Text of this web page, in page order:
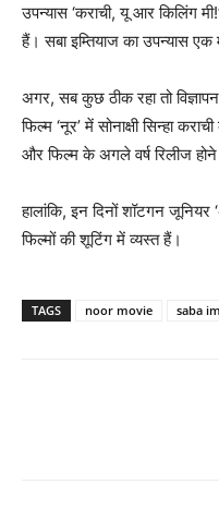
उपन्‍यास ‘कराची, यू आर किलिंग
हैं। सबा इम्‍तियाज का उपन्‍यास
अगर, सब कुछ ठीक रहा तो
फिल्‍म ‘नूर’ में सोनाक्षी सिन्‍हा
और फिल्‍म के अगले वर्ष रिलीज होने
हालांकि, इन दिनों शॉटगन जूनियर
फिल्मों की शूटिंग में व्‍यस्‍त हैं।
TAGS noor movie saba